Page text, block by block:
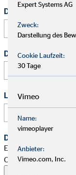
Deine E-Mail Adresse
Deine
Link zu Deinem
Dein Begleitschreiben
Erlaubte Formate:
OpenDocument, JPG,
Expert Systems AG
Zweck:
Darstellung des
Cookie Laufzeit:
30 Tage
Vimeo
Name:
vimeoplayer
Anbieter:
Vimeo.com, Inc.